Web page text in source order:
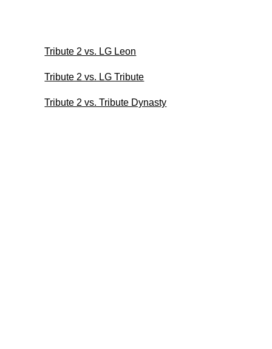
Tribute 2 vs. LG Leon
Tribute 2 vs. LG Tribute
Tribute 2 vs. Tribute Dynasty